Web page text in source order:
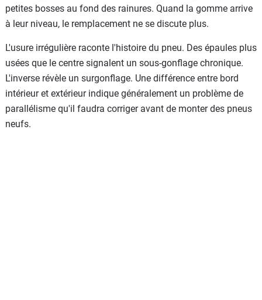
petites bosses au fond des rainures. Quand la gomme arrive
à leur niveau, le remplacement ne se discute plus.
L'usure irrégulière raconte l'histoire du pneu. Des épaules plus
usées que le centre signalent un sous-gonflage chronique.
L'inverse révèle un surgonflage. Une différence entre bord
intérieur et extérieur indique généralement un problème de
parallélisme qu'il faudra corriger avant de monter des pneus
neufs.